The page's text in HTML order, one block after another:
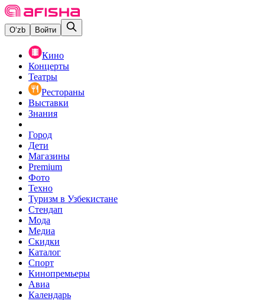
O‘zb Войти
Кино
Концерты
Театры
Рестораны
Выставки
Знания
Город
Дети
Магазины
Premium
Фото
Техно
Туризм в Узбекистане
Стендап
Мода
Медиа
Скидки
Каталог
Спорт
Кинопремьеры
Авиа
Календарь